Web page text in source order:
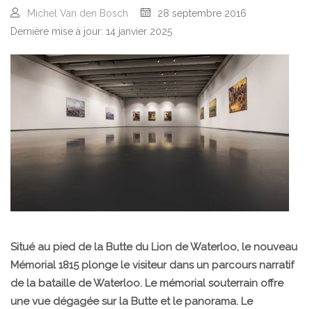
Michel Van den Bosch
28 septembre 2016
Dernière mise à jour: 14 janvier 2025
Situé au pied de la Butte du Lion de Waterloo, le nouveau
Mémorial 1815 plonge le visiteur dans un parcours narratif
de la bataille de Waterloo. Le mémorial souterrain offre
une vue dégagée sur la Butte et le panorama. Le